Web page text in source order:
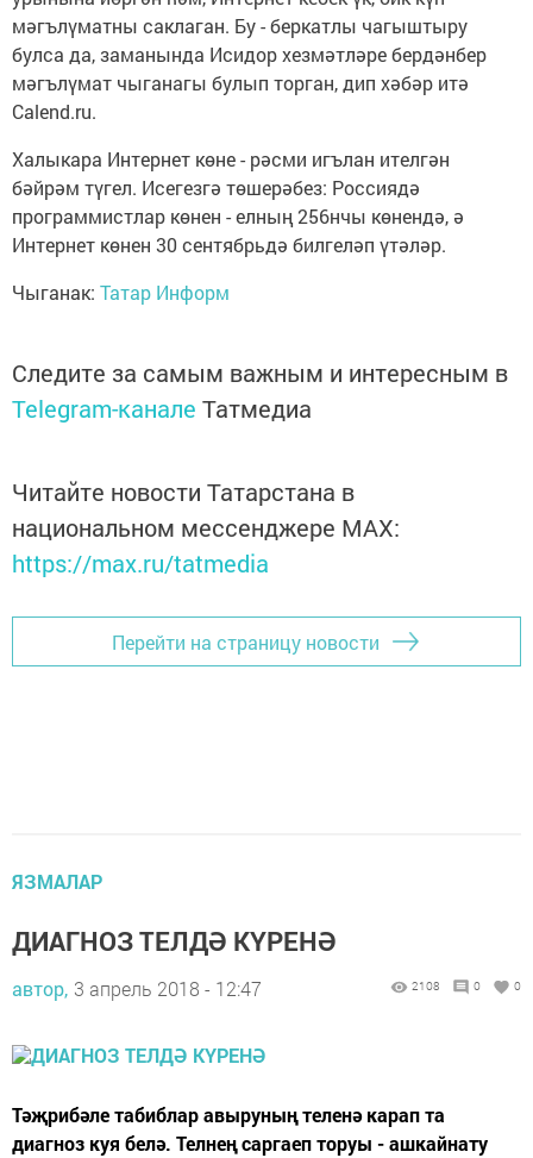
мәгълүматны саклаган. Бу - беркатлы чагыштыру
булса да, заманында Исидор хезмәтләре бердәнбер
мәгълүмат чыганагы булып торган, дип хәбәр итә
Calend.ru.
Халыкара Интернет көне - рәсми игълан ителгән
бәйрәм түгел. Исегезгә төшерәбез: Россиядә
программистлар көнен - елның 256нчы көнендә, ә
Интернет көнен 30 сентябрьдә билгеләп үтәләр.
Чыганак: Татар Информ
Следите за самым важным и интересным в
Telegram-канале Татмедиа
Читайте новости Татарстана в
национальном мессенджере MАХ:
https://max.ru/tatmedia
Перейти на страницу новости
ЯЗМАЛАР
ДИАГНОЗ ТЕЛДӘ КҮРЕНӘ
автор, 3 апрель 2018 - 12:47 2108 0 0
Тәҗрибәле табиблар авыруның теленә карап та
диагноз куя белә. Телнең саргаеп торуы - ашкайнату